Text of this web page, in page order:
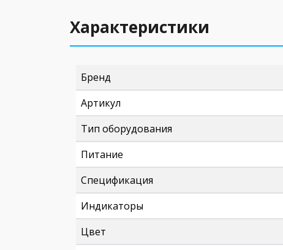
Характеристики
Бренд
Артикул
Тип оборудования
Питание
Спецификация
Индикаторы
Цвет